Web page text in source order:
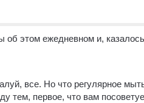
об этом ежедневном и,
все. Но что регулярное
тем, первое, что вам